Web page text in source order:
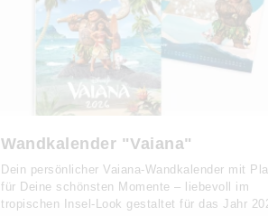
Wandkalender "Vaiana"
Dein persönlicher Vaiana-Wandkalender mit
für Deine schönsten Momente – liebevoll im
tropischen Insel-Look gestaltet für das Jahr